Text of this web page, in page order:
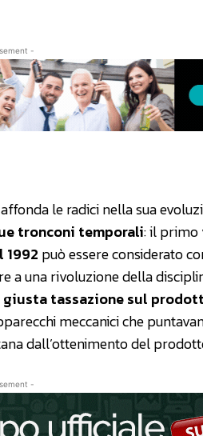
-
le radici nella sua
tronconi temporali: il primo
1992 può essere considerato
una rivoluzione della
tassazione sul
meccanici che
dall’ottenimento del
-